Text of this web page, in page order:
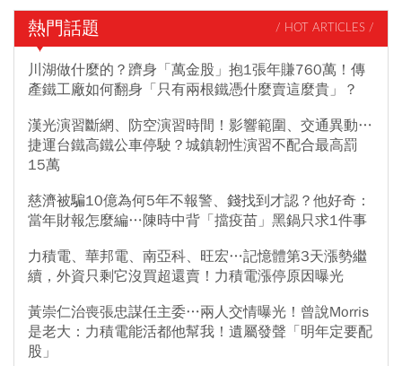
熱門話題 / HOT ARTICLES /
川湖做什麼的？躋身「萬金股」抱1張年賺760萬！傳
產鐵工廠如何翻身「只有兩根鐵憑什麼賣這麼貴」？
漢光演習斷網、防空演習時間！影響範圍、交通異動…
捷運台鐵高鐵公車停駛？城鎮韌性演習不配合最高罰
15萬
慈濟被騙10億為何5年不報警、錢找到才認？他好奇：
當年財報怎麼編…陳時中背「擋疫苗」黑鍋只求1件事
力積電、華邦電、南亞科、旺宏…記憶體第3天漲勢繼
續，外資只剩它沒買超還賣！力積電漲停原因曝光
黃崇仁治喪張忠謀任主委…兩人交情曝光！曾說Morris
是老大：力積電能活都他幫我！遺屬發聲「明年定要配
股」